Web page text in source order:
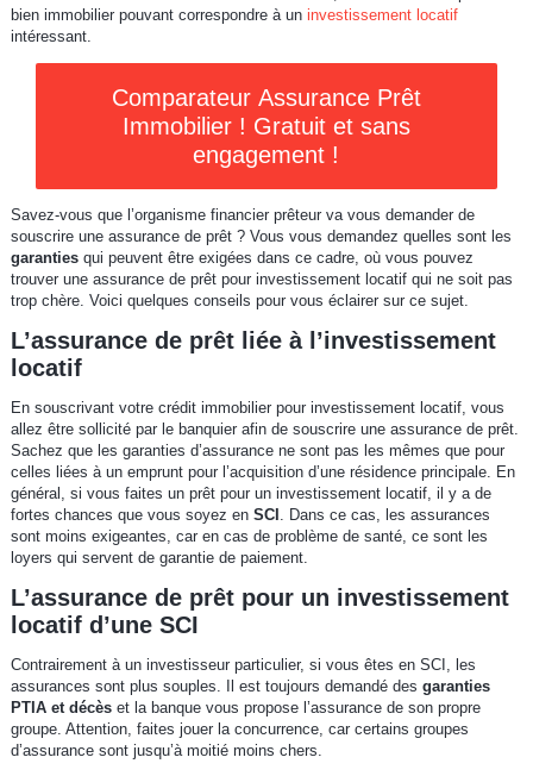
bien immobilier pouvant correspondre à un investissement locatif
intéressant.
Comparateur Assurance Prêt
Immobilier ! Gratuit et sans
engagement !
Savez-vous que l’organisme financier prêteur va vous demander de
souscrire une assurance de prêt ? Vous vous demandez quelles sont les
garantiesqui peuvent être exigées dans ce cadre, où vous pouvez
trouver une assurance de prêt pour investissement locatif qui ne soit pas
trop chère. Voici quelques conseils pour vous éclairer sur ce sujet.
L’assurance de prêt liée à l’investissement
locatif
En souscrivant votre crédit immobilier pour investissement locatif, vous
allez être sollicité par le banquier afin de souscrire une assurance de prêt.
Sachez que les garanties d’assurance ne sont pas les mêmes que pour
celles liées à un emprunt pour l’acquisition d’une résidence principale. En
général, si vous faites un prêt pour un investissement locatif, il y a de
fortes chances que vous soyez en SCI . Dans ce cas, les assurances
sont moins exigeantes, car en cas de problème de santé, ce sont les
loyers qui servent de garantie de paiement.
L’assurance de prêt pour un investissement
locatif d’une SCI
Contrairement à un investisseur particulier, si vous êtes en SCI, les
assurances sont plus souples. Il est toujours demandé des garanties
PTIA et décèset la banque vous propose l’assurance de son propre
groupe. Attention, faites jouer la concurrence, car certains groupes
d’assurance sont jusqu’à moitié moins chers.